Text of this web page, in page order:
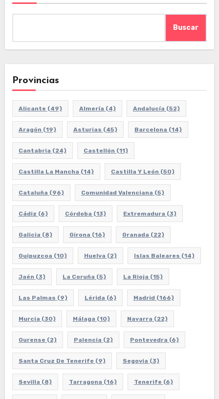
Buscar
Provincias
Alicante (49) Almería (4) Andalucía (52)
Aragón (19) Asturias (45) Barcelona (14)
Cantabria (24) Castellón (11)
Castilla La Mancha (14) Castilla Y León (50)
Cataluña (96) Comunidad Valenciana (5)
Cádiz (6) Córdoba (13) Extremadura (3)
Galicia (8) Girona (16) Granada (22)
Guipuzcoa (10) Huelva (2) Islas Baleares (14)
Jaén (3) La Coruña (5) La Rioja (15)
Las Palmas (9) Lérida (6) Madrid (166)
Murcia (30) Málaga (10) Navarra (22)
Ourense (2) Palencia (2) Pontevedra (6)
Santa Cruz De Tenerife (9) Segovia (3)
Sevilla (8) Tarragona (16) Tenerife (6)